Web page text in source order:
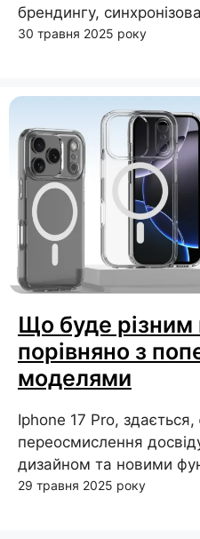
брендингу,
30 травня 2025 року
Що буде різним
порівняно з
моделями
Iphone 17 Pro,
переосмислення
дизайном та новими
29 травня 2025 року